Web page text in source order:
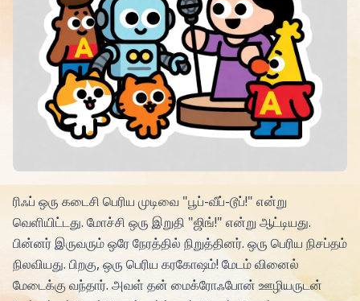
ரிஃப் ஒரு கடைசி பெரிய முடிவை "பூப்-வீப்-டூப்!" என்று
வெளியிட்டது. மோச்சி ஒரு இறுதி "ஜிங்!" என்று ஆட்டியது.
பின்னர் இருவரும் ஒரே நேரத்தில் நிறுத்தினர். ஒரு பெரிய நிசப்தம்
நிலவியது. பிறகு, ஒரு பெரிய கரகோஷம்! மேடம் வினைல்
மேடைக்கு வந்தார். அவள் தன் மைக்ரோஃபோன் ஊழியருடன்